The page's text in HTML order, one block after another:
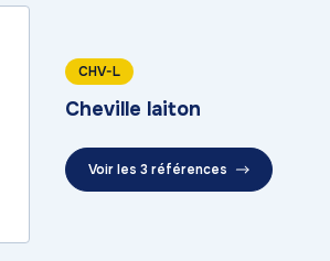
CHV-L
Cheville laiton
Voir les 3 références